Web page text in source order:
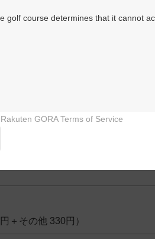
＋その他 330円）
golf course determines that it cannot
manners, or warnings)
GORA Terms of Service